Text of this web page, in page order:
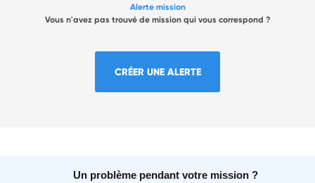
Alerte mission
Vous n'avez pas trouvé de mission qui vous correspond ?
CRÉER UNE ALERTE
Un problème pendant votre mission ?